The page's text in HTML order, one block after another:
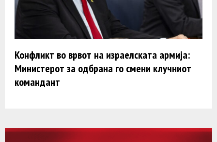
Конфликт во врвот на израелската армија:
Министерот за одбрана го смени клучниот
командант